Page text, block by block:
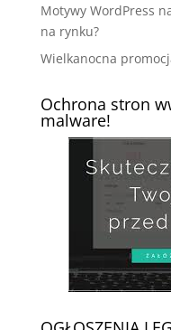
Motywy WordPress
na rynku?
Wielkanocna
Ochrona stron
malware!